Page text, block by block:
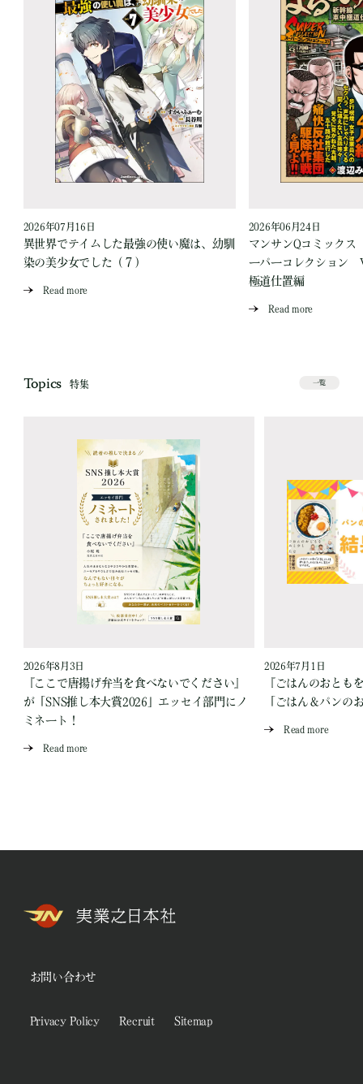
2026年07月16日
異世界でテイムした最強の使い魔は、幼馴
染の美少女でした（７）
Read more
2026年06月24日
マンサンQコミック
ーパーコレクション
極道仕置編
Read more
Topics 特集 一覧
2026年8月3日
『ここで唐揚げ弁当を食べないでください』
が「SNS推し本大賞2026」エッセイ部門にノ
ミネート！
Read more
2026年7月1日
『ごはんのおとも
「ごはん＆パンの
Read more
お問い合わせ
Privacy Policy Recruit Sitemap